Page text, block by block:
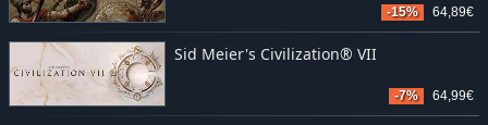
-15% 64,89€
Sid Meier's Civilization® VII
-7% 64,99€